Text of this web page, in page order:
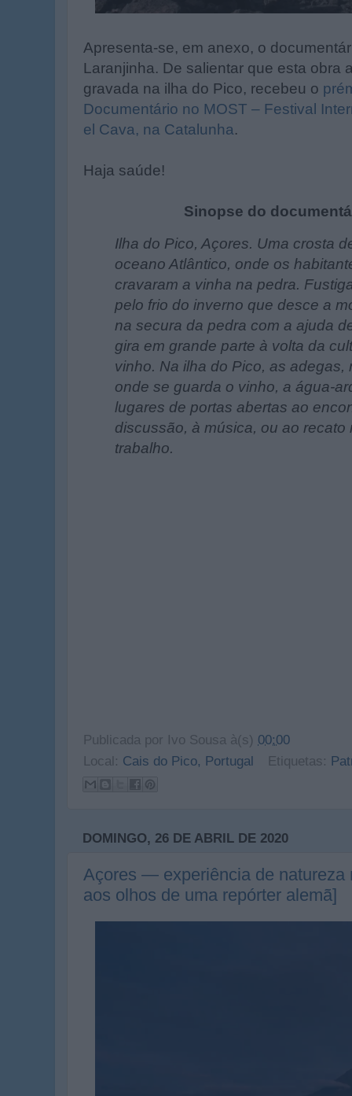
Apresenta-se, em anexo, o
Laranjinha. De salientar que esta obra
gravada na ilha do Pico, recebeu o
Documentário no MOST – Festival
el Cava, na Catalunha.
Haja saúde!
Sinopse do
Ilha do Pico, Açores. Uma crosta
oceano Atlântico, onde os
cravaram a vinha na pedra.
pelo frio do inverno que desce a
na secura da pedra com a ajuda
gira em grande parte à volta da
vinho. Na ilha do Pico, as adegas,
onde se guarda o vinho, a água-
lugares de portas abertas ao
discussão, à música, ou ao recato
trabalho.
Publicada por Ivo Sousa à(s) 00:00
Local: Cais do Pico, Portugal Etiquetas:
DOMINGO, 26 DE ABRIL DE 2020
Açores — experiência de natureza
aos olhos de uma repórter alemã]